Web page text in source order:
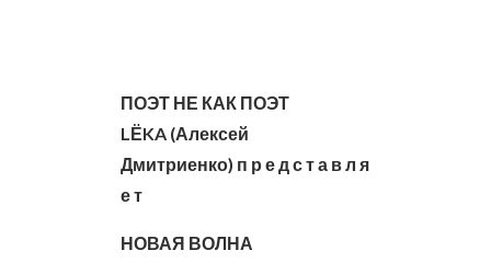
ПОЭТ НЕ КАК ПОЭТ
LЁKA (Алексей
Дмитриенко) п р е д с т а в л я
е т
НОВАЯ ВОЛНА